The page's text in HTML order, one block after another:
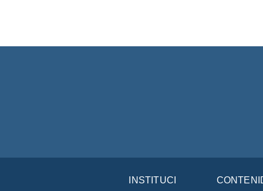
INSTITUCIÓN